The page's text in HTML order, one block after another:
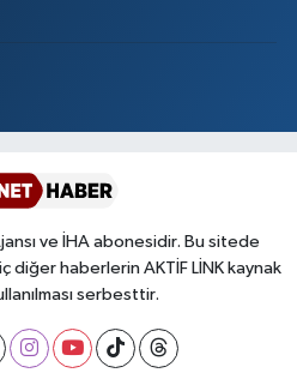
ve İHA abonesidir. Bu sitede
diğer haberlerin AKTİF LİNK kaynak
serbesttir.